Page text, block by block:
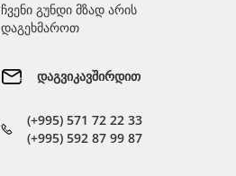
ჩვენი გუნდი მზად არის
დაგეხმაროთ
დაგვიკავშირდით
(+995) 571 72 22 33
(+995) 592 87 99 87